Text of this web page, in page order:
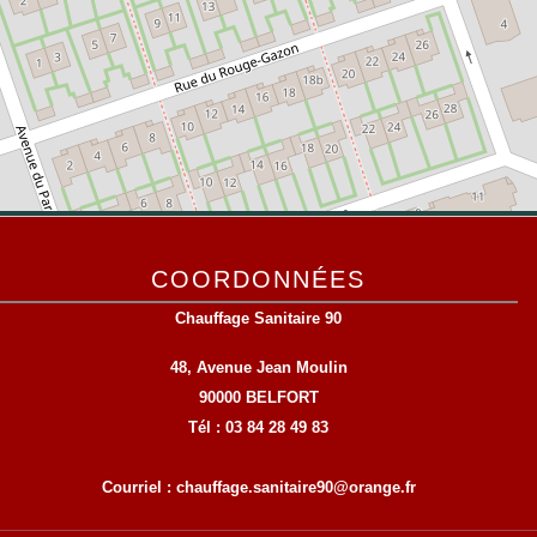
COORDONNÉES
Chauffage Sanitaire 90
48, Avenue Jean Moulin
90000 BELFORT
Tél : 03 84 28 49 83
Courriel : chauffage.sanitaire90@orange.fr